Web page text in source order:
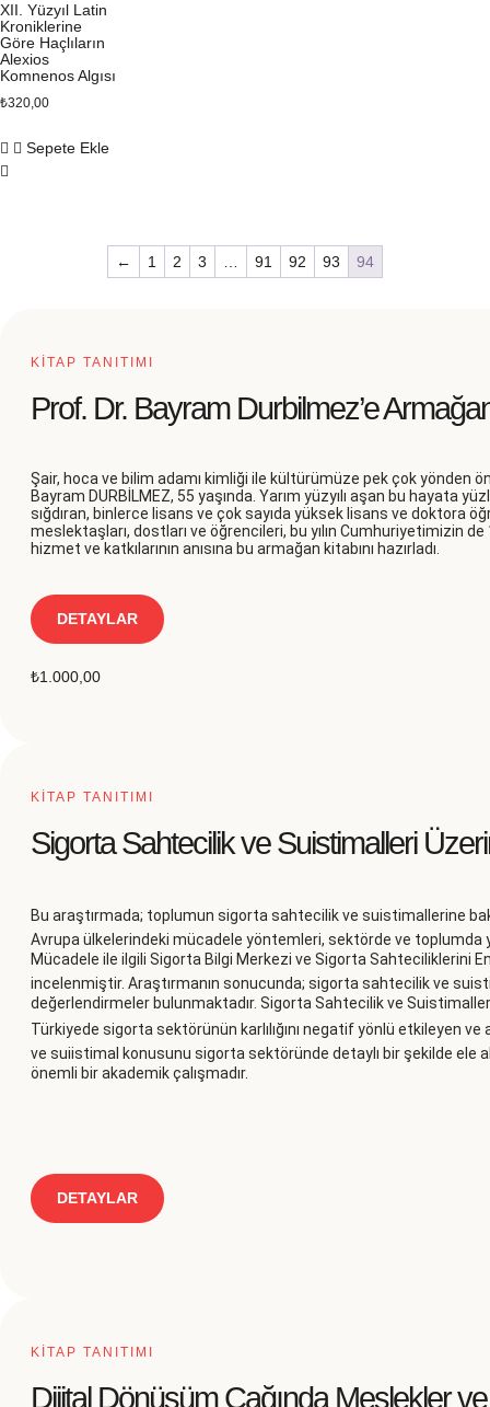
XII. Yüzyıl Latin
Kroniklerine
Göre Haçlıların
Alexios
Komnenos Algısı
₺320,00
Sepete Ekle
← 1 2 3 91 92 93 94
KİTAP TANITIMI
Prof. Dr. Bayram Durbilmez’e
Şair, hoca ve bilim adamı kimliği ile kültürümüze pek çok yönden
Bayram DURBİLMEZ, 55 yaşında. Yarım yüzyılı aşan bu hayata
sığdıran, binlerce lisans ve çok sayıda yüksek lisans ve doktora
meslektaşları, dostları ve öğrencileri, bu yılın Cumhuriyetimizin de
hizmet ve katkılarının anısına bu armağan kitabını hazırladı.
DETAYLAR
₺1.000,00
KİTAP TANITIMI
Sigorta Sahtecilik ve Suistimalleri
Bu araştırmada; toplumun sigorta sahtecilik ve suistimallerine
Avrupa ülkelerindeki mücadele yöntemleri, sektörde ve toplumda
Mücadele ile ilgili Sigorta Bilgi Merkezi ve Sigorta Sahteciliklerini
incelenmiştir. Araştırmanın sonucunda; sigorta sahtecilik ve
değerlendirmeler bulunmaktadır. Sigorta Sahtecilik ve
Türkiyede sigorta sektörünün karlılığını negatif yönlü etkileyen
ve suiistimal konusunu sigorta sektöründe detaylı bir şekilde ele
önemli bir akademik çalışmadır.
DETAYLAR
KİTAP TANITIMI
Dijital Dönüşüm Çağında Meslekler